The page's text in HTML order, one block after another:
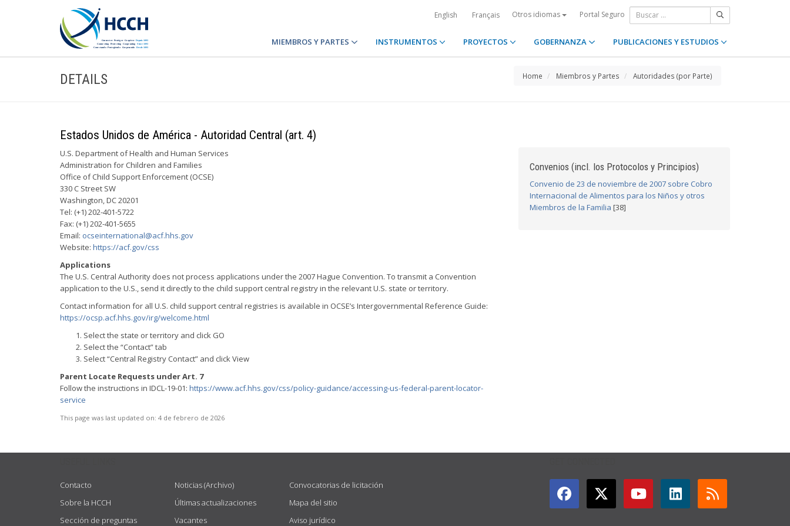
English Français Otros idiomas Portal Seguro
MIEMBROS Y PARTES INSTRUMENTOS PROYECTOS GOBERNANZA PUBLICACIONES Y ESTUDIOS
DETAILS Home Miembros y Partes Autoridades (por Parte)
Estados Unidos de América - Autoridad Central (art. 4)
U.S. Department of Health and Human Services
Administration for Children and Families
Office of Child Support Enforcement (OCSE)
330 C Street SW
Washington, DC 20201
Tel: (+1) 202-401-5722
Fax: (+1) 202-401-5655
Email: ocseinternational@acf.hhs.gov
Website: https://acf.gov/css
Applications
The U.S. Central Authority does not process applications under the 2007 Hague Convention. To transmit a Convention
application to the U.S., send it directly to the child support central registry in the relevant U.S. state or territory.
Contact information for all U.S. child support central registries is available in OCSE’s Intergovernmental Reference Guide:
https://ocsp.acf.hhs.gov/irg/welcome.html
Select the state or territory and click GO
Select the “Contact” tab
Select “Central Registry Contact” and click View
Parent Locate Requests under Art. 7
Follow the instructions in IDCL-19-01: https://www.acf.hhs.gov/css/policy-guidance/accessing-us-federal-parent-locator-
service
This page was last updated on: 4 de febrero de 2026
Convenios (incl. los Protocolos y Principios)
Convenio de 23 de noviembre de 2007 sobre Cobro
Internacional de Alimentos para los Niños y otros
Miembros de la Familia [38]
Contacto
Sobre la HCCH
Sección de preguntas
Noticias (Archivo)
Últimas actualizaciones
Vacantes
Convocatorias de licitación
Mapa del sitio
Aviso jurídico